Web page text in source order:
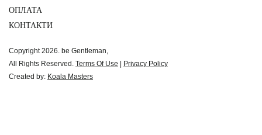
Copyright 2026. be Gentleman,
All Rights Reserved. Terms Of Use | Privacy Policy
Created by: Koala Masters
ОПЛАТА
КОНТАКТИ